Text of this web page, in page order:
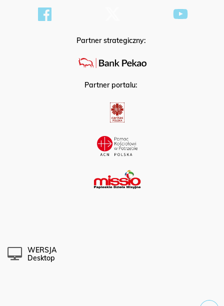
Partner strategiczny:
Partner portalu:
WERSJA
Desktop